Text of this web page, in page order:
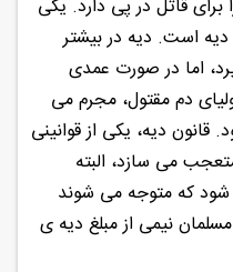
برای قاتل در پی دارد. یکی
است. دیه در بیشتر
اما در صورت عمدی
دم مقتول، مجرم می
قانون دیه، یکی از قوانینی
می سازد، البته
شود که متوجه می شوند
نیمی از مبلغ دیه ی